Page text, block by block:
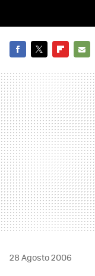
MAIL
28 Agosto 2006